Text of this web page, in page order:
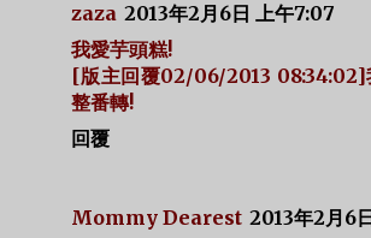
zaza 2013年2月6日 上午7:07
我愛芋頭糕!
[版主回覆02/06/2013 08:34:02]
整番轉!
回覆
Mommy Dearest 2013年2月6